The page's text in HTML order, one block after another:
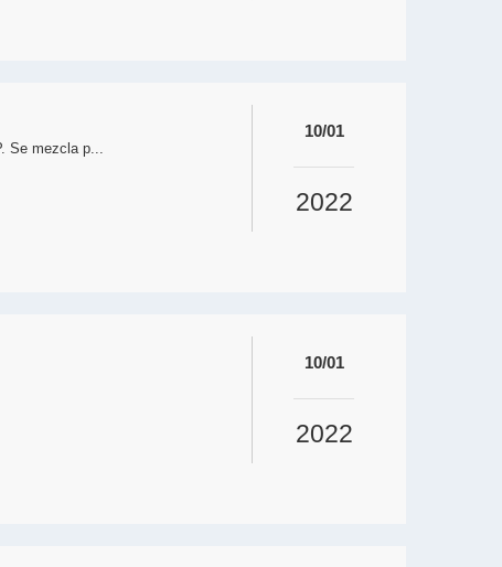
Se mezcla p...
10/01
2022
10/01
2022